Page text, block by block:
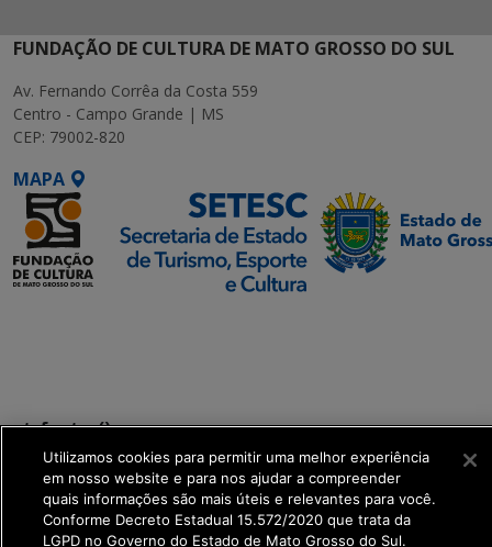
FUNDAÇÃO DE CULTURA DE MATO GROSSO DO SUL
Av. Fernando Corrêa da Costa 559
Centro - Campo Grande | MS
CEP: 79002-820
MAPA
get_footer();
Utilizamos cookies para permitir uma melhor experiência
em nosso website e para nos ajudar a compreender
quais informações são mais úteis e relevantes para você.
Conforme Decreto Estadual 15.572/2020 que trata da
LGPD no Governo do Estado de Mato Grosso do Sul.